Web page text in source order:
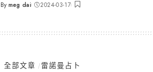
Posted
By meg dai 2024-03-17
全部文章 雷諾曼占卜